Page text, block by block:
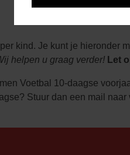
kind. Je kunt je hieronder
helpen u graag verder! Let
Voetbal 10-daagse
Stuur dan een mail naar